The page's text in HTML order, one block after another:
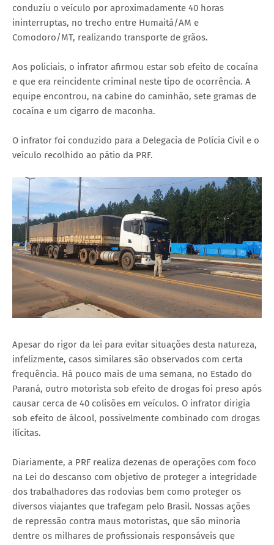
conduziu o veículo por aproximadamente 40 horas
ininterruptas, no trecho entre Humaitá/AM e
Comodoro/MT, realizando transporte de grãos.
Aos policiais, o infrator afirmou estar sob efeito de cocaína
e que era reincidente criminal neste tipo de ocorrência. A
equipe encontrou, na cabine do caminhão, sete gramas de
cocaína e um cigarro de maconha.
O infrator foi conduzido para a Delegacia de Polícia Civil e o
veículo recolhido ao pátio da PRF.
Apesar do rigor da lei para evitar situações desta natureza,
infelizmente, casos similares são observados com certa
frequência. Há pouco mais de uma semana, no Estado do
Paraná, outro motorista sob efeito de drogas foi preso após
causar cerca de 40 colisões em veículos. O infrator dirigia
sob efeito de álcool, possivelmente combinado com drogas
ilícitas.
Diariamente, a PRF realiza dezenas de operações com foco
na Lei do descanso com objetivo de proteger a integridade
dos trabalhadores das rodovias bem como proteger os
diversos viajantes que trafegam pelo Brasil. Nossas ações
de repressão contra maus motoristas, que são minoria
dentre os milhares de profissionais responsáveis que